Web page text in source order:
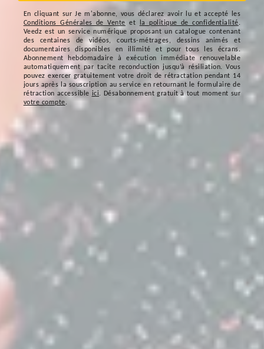
En cliquant surJe m'abonne, vous déclarez avoir lu et accepté les
Conditions Générales de Vente et la politique de confidentialité.
Veedz est un service numérique proposant un catalogue contenant
des centaines de vidéos, courts-métrages, dessins animés et
documentaires disponibles en illimité et pour tous les écrans.
Abonnement hebdomadaire à exécution immédiate renouvelable
automatiquement par tacite reconduction jusqu’à résiliation. Vous
pouvez exercer gratuitement votre droit de rétractation pendant 14
jours après la souscription au service en retournant le formulaire de
rétraction accessible ici. Désabonnement gratuit à tout moment sur
votre compte.